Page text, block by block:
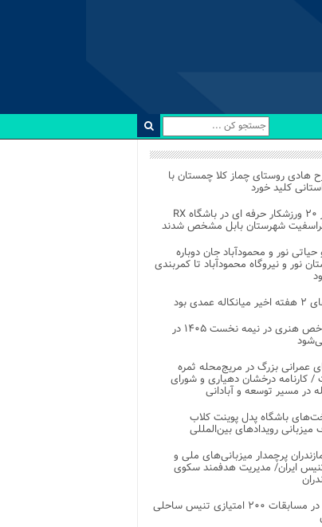
هادی روستای چماز کلا چمستان با
کلید خورد
رقابت نفسگیر ۲۰ ورزشکار حرفه ای در باشگاه RX
کراسفیت شهرستان بابل مشخص شدند
حیاتی نور و محمودآباد جان دوباره
نور و نیروگاه محمودآباد تا کمربندی
بود
رویدادهای شاخص هنری در نیمه نخست ۱۴۰۵ در
عمرانی بزرگ در مریج‌محله ثمره
کارنامه درخشان دهیاری و شورای
در مسیر توسعه و آبادانی
باشگاه پدل پوینت کلاب
رویدادهای بین‌المللی
پرچمدار میزبانی‌های ملی و
ایران/ مدیریت هدفمند سکوی
رقابت ۴۹ تیم در مسابقات ۲۰۰ امتیازی تنیس ساحلی